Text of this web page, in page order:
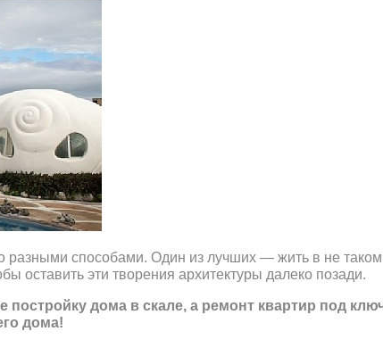
способами. Один из лучших — жить в не
оставить эти творения архитектуры далеко позади.
постройку дома в скале, а ремонт квартир под
дома!